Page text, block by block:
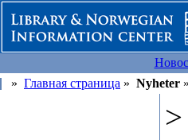
» Главная страница » Nyheter »
>